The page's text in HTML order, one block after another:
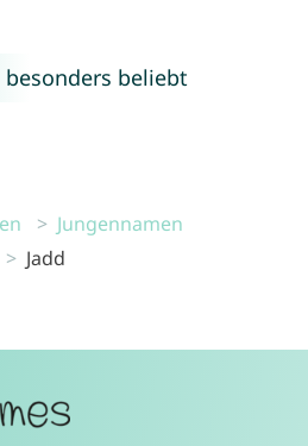
beliebt
Jungennamen
Jadd